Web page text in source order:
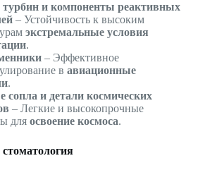
и компоненты реактивных
– Устойчивость к высоким
экстремальные условия
.
– Эффективное
в авиационные
.
сопла и детали космических
– Легкие и высокопрочные
для освоение космоса.